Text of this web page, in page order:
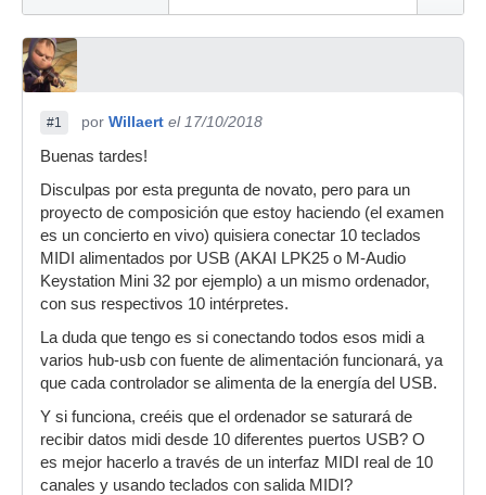
#1 por Willaert el 17/10/2018
Buenas tardes!
Disculpas por esta pregunta de novato, pero para un
proyecto de composición que estoy haciendo (el examen
es un concierto en vivo) quisiera conectar 10 teclados
MIDI alimentados por USB (AKAI LPK25 o M-Audio
Keystation Mini 32 por ejemplo) a un mismo ordenador,
con sus respectivos 10 intérpretes.
La duda que tengo es si conectando todos esos midi a
varios hub-usb con fuente de alimentación funcionará, ya
que cada controlador se alimenta de la energía del USB.
Y si funciona, creéis que el ordenador se saturará de
recibir datos midi desde 10 diferentes puertos USB? O
es mejor hacerlo a través de un interfaz MIDI real de 10
canales y usando teclados con salida MIDI?